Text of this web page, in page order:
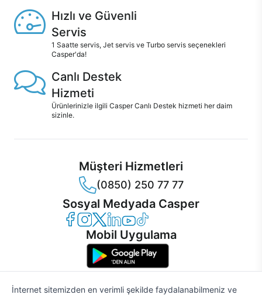
Hızlı ve Güvenli
Servis
1 Saatte servis, Jet servis ve Turbo servis seçenekleri
Casper'da!
Canlı Destek
Hizmeti
Ürünlerinizle ilgili Casper Canlı Destek hizmeti her daim
sizinle.
Müşteri Hizmetleri
(0850) 250 77 77
Sosyal Medyada Casper
Casper Facebook
Casper Instagram
Casper Twitter
Casper LinkedIn
Casper YouTube
Casper TikTok
Mobil Uygulama
İnternet sitemizden en verimli şekilde faydalanabilmeniz ve